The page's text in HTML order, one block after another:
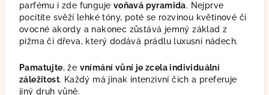
parfému i zde funguje voňavá pyramida. Nejprve
pocítíte svěží lehké tóny, poté se rozvinou květinové či
ovocné akordy a nakonec zůstává jemný základ z
pižma či dřeva, který dodává prádlu luxusní nádech.
Pamatujte, že vnímání vůní je zcela individuální
záležitost. Každý má jinak intenzivní čich a preferuje
jiný druh vůně.